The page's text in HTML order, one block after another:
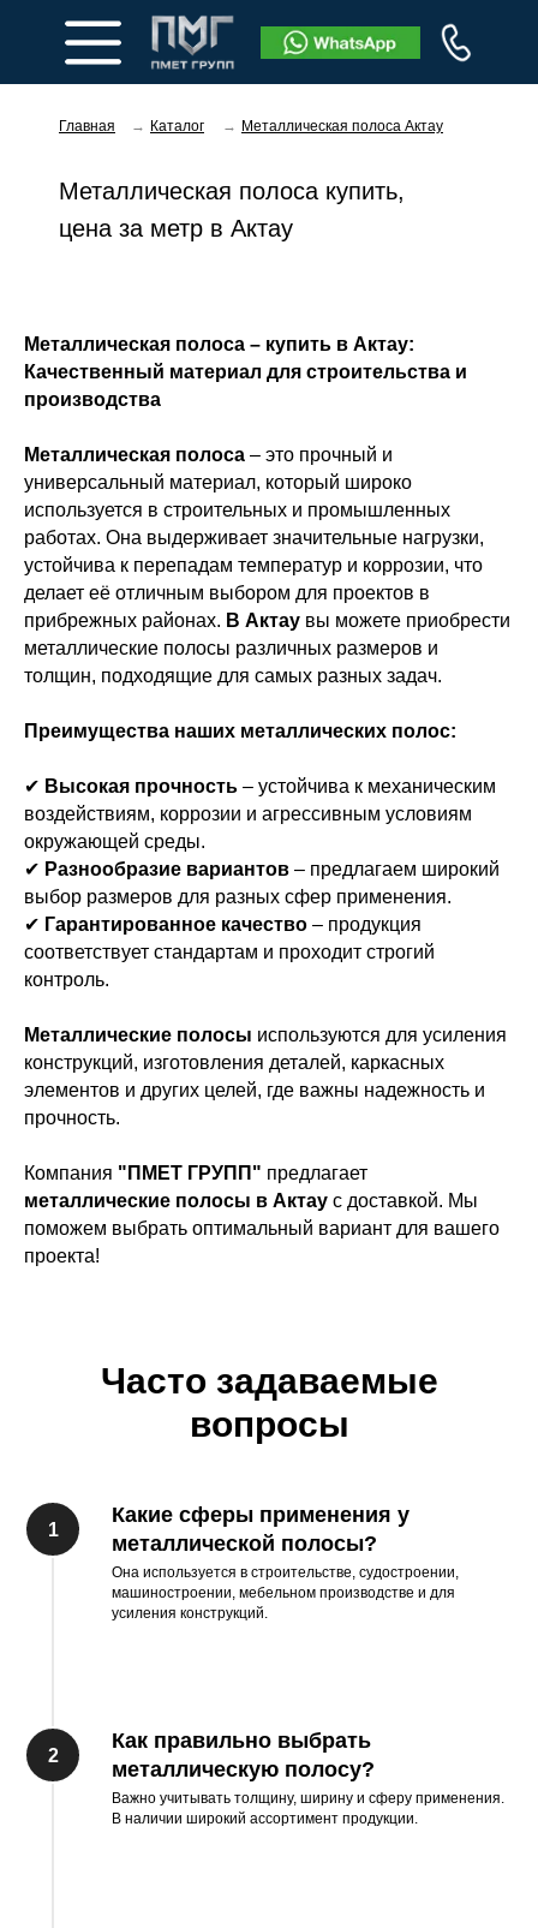
Главная Каталог
→ Металлическая полоса Актау
→
Металлическая полоса купить,
цена за метр в Актау
Металлическая полоса – купить в Актау:
Качественный материал для строительства и
производства
Металлическая полоса – это прочный и
универсальный материал, который широко
используется в строительных и промышленных
работах. Она выдерживает значительные нагрузки,
устойчива к перепадам температур и коррозии, что
делает её отличным выбором для проектов в
прибрежных районах. В Актау вы можете приобрести
металлические полосы различных размеров и
толщин, подходящие для самых разных задач.
Преимущества наших металлических полос:
✔ Высокая прочность – устойчива к механическим
воздействиям, коррозии и агрессивным условиям
окружающей среды.
✔ Разнообразие вариантов – предлагаем широкий
выбор размеров для разных сфер применения.
✔ Гарантированное качество – продукция
соответствует стандартам и проходит строгий
контроль.
Металлические полосы используются для усиления
конструкций, изготовления деталей, каркасных
элементов и других целей, где важны надежность и
прочность.
Компания "ПМЕТ ГРУПП" предлагает
металлические полосы в Актау с доставкой. Мы
поможем выбрать оптимальный вариант для вашего
проекта!
Часто задаваемые
вопросы
Какие сферы применения у
металлической полосы?
Она используется в строительстве, судостроении,
машиностроении, мебельном производстве и для
усиления конструкций.
Как правильно выбрать
металлическую полосу?
Важно учитывать толщину, ширину и сферу применения.
В наличии широкий ассортимент продукции.